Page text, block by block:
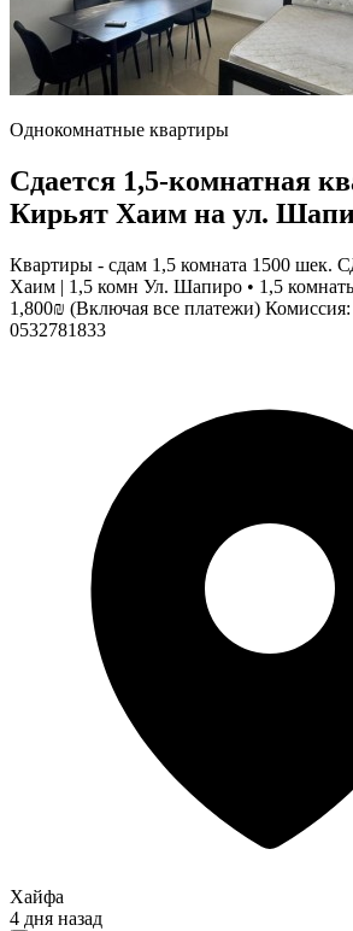
Однокомнатные квартиры
Сдается 1,5-комнатная
Кирьят Хаим на ул.
Квартиры - сдам 1,5 комната 1500 шек.
Хаим | 1,5 комн Ул. Шапиро • 1,5
1,800₪ (Включая все платежи)
0532781833
Хайфа
4 дня назад